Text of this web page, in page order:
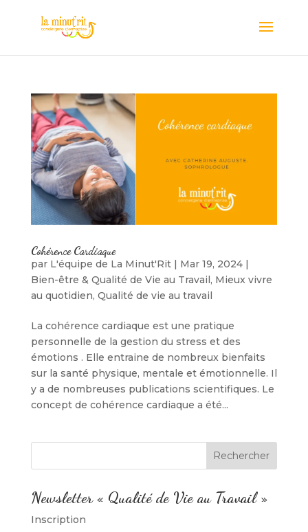
Cohérence Cardiaque
par L'équipe de La Minut'Rit| Mar 19, 2024|
Bien-être & Qualité de Vie au Travail, Mieux vivre
au quotidien, Qualité de vie au travail
La cohérence cardiaque est une pratique
personnelle de la gestion du stress et des
émotions . Elle entraine de nombreux bienfaits
sur la santé physique, mentale et émotionnelle. Il
y a de nombreuses publications scientifiques. Le
concept de cohérence cardiaque a été...
Newsletter « Qualité de Vie au Travail »
Inscription